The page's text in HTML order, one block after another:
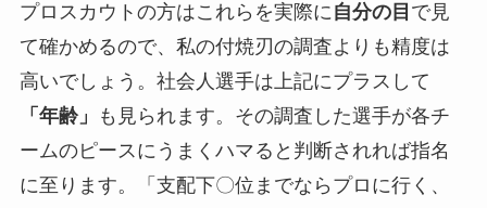
プロスカウトの方はこれらを実際に自分の目 で見
て確かめるので、私の付焼刃の調査よりも精度は
高いでしょう。社会人選手は上記にプラスして
「年齢」
も見られます。その調査した選手が各チ
ームのピースにうまくハマると判断されれば指名
に至ります。「支配下〇位までならプロに行く、